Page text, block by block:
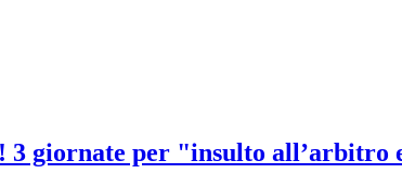
3 giornate per "insulto all’arbitro